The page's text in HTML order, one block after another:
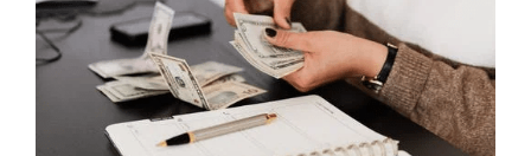
คุณสมบัติ​
บทความ